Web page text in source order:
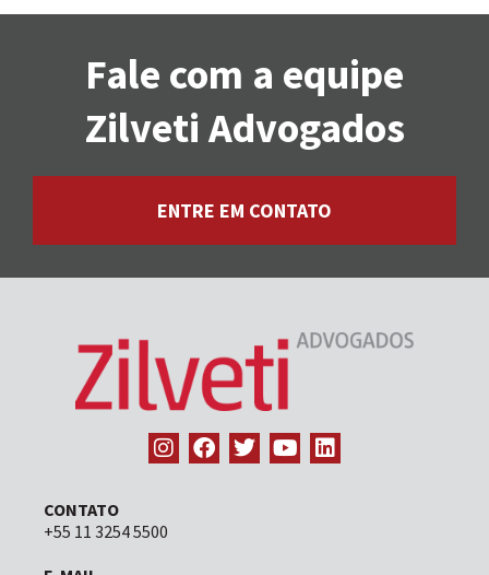
Fale com a equipe
Zilveti Advogados
ENTRE EM CONTATO
CONTATO
+55 11 3254 5500